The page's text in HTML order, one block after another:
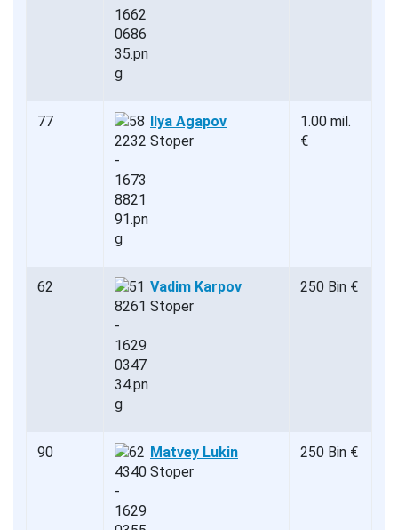
77
Ilya Agapov
Stoper
1.00 mil.
€
62
Vadim Karpov
Stoper
250 Bin €
90
Matvey Lukin
Stoper
250 Bin €